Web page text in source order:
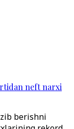
neft narxi
berishni